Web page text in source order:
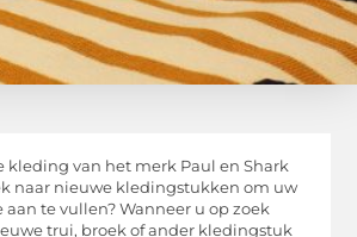
kleding van het merk Paul en Shark
naar nieuwe kledingstukken om uw
te vullen? Wanneer u op zoek
trui, broek of ander kledingstuk